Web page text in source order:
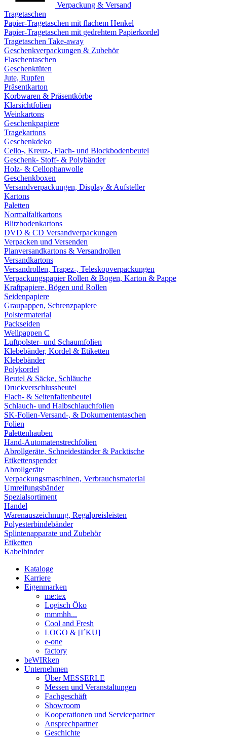
Verpackung & Versand
Tragetaschen
Papier-Tragetaschen mit flachem Henkel
Papier-Tragetaschen mit gedrehtem Papierkordel
Tragetaschen Take-away
Geschenkverpackungen & Zubehör
Flaschentaschen
Geschenktüten
Jute, Rupfen
Präsentkarton
Korbwaren & Präsentkörbe
Klarsichtfolien
Weinkartons
Geschenkpapiere
Tragekartons
Geschenkdeko
Cello-, Kreuz-, Flach- und Blockbodenbeutel
Geschenk- Stoff- & Polybänder
Holz- & Cellophanwolle
Geschenkboxen
Versandverpackungen, Display & Aufsteller
Kartons
Paletten
Normalfaltkartons
Blitzbodenkartons
DVD & CD Versandverpackungen
Verpacken und Versenden
Planversandkartons & Versandrollen
Versandkartons
Versandrollen, Trapez-, Teleskopverpackungen
Verpackungspapier Rollen & Bogen, Karton & Pappe
Kraftpapiere, Bögen und Rollen
Seidenpapiere
Graupappen, Schrenzpapiere
Polstermaterial
Packseiden
Wellpappen C
Luftpolster- und Schaumfolien
Klebebänder, Kordel & Etiketten
Klebebänder
Polykordel
Beutel & Säcke, Schläuche
Druckverschlussbeutel
Flach- & Seitenfaltenbeutel
Schlauch- und Halbschlauchfolien
SK-Folien-Versand-, & Dokumententaschen
Folien
Palettenhauben
Hand-Automatenstrechfolien
Abrollgeräte, Schneideständer & Packtische
Etikettenspender
Abrollgeräte
Verpackungsmaschinen, Verbrauchsmaterial
Umreifungsbänder
Spezialsortiment
Handel
Warenauszeichnung, Regalpreisleisten
Polyesterbindebänder
Splintenapparate und Zubehör
Etiketten
Kabelbinder
Kataloge
Karriere
Eigenmarken
me:tex
Logisch Öko
mmmhh...
Cool and Fresh
LOGO & [I´KU]
e-one
factory
beWIRken
Unternehmen
Über MESSERLE
Messen und Veranstaltungen
Fachgeschäft
Showroom
Kooperationen und Servicepartner
Ansprechpartner
Geschichte